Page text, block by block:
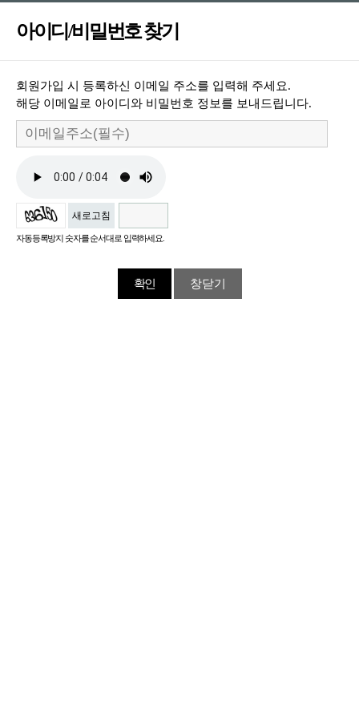
아이디/비밀번호 찾기
회원가입 시 등록하신 이메일 주소를 입력해 주세요.
해당 이메일로 아이디와 비밀번호 정보를 보내드립니다.
새로고침
자동등록방지 숫자를 순서대로 입력하세요.
창닫기